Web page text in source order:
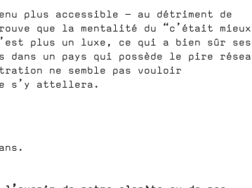
plus accessible — au détriment de
que la mentalité du “c’était mieux
plus un luxe, ce qui a bien sûr ses
un pays qui possède le pire
ne semble pas vouloir
s’y attellera.